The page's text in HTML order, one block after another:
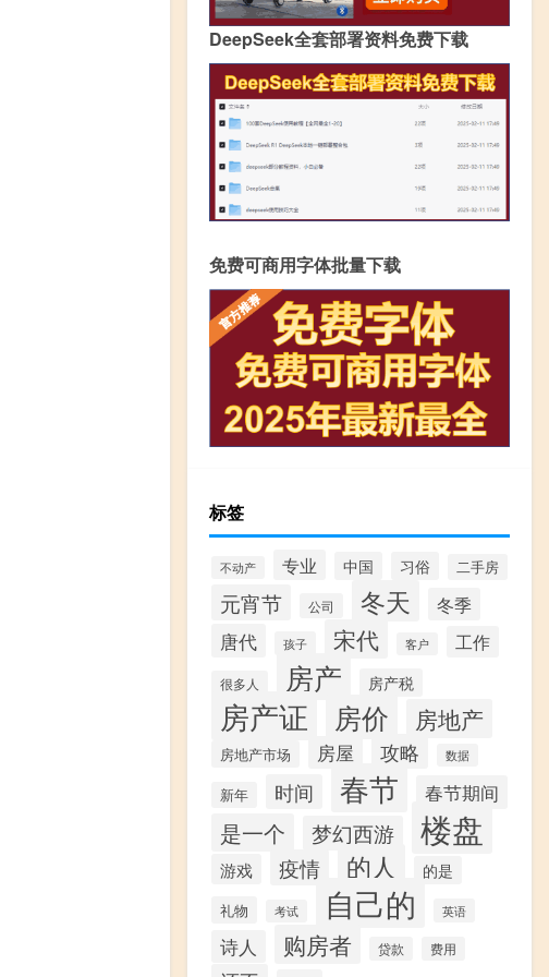
DeepSeek全套部署资料免费下载
免费可商用字体批量下载
标签
不动产 专业 中国 习俗 二手房
元宵节 公司 冬天 冬季
唐代 孩子 宋代 客户 工作
很多人 房产 房产税
房产证 房价 房地产
房地产市场 房屋 攻略 数据
新年 时间 春节 春节期间
是一个 梦幻西游 楼盘
游戏 疫情 的人 的是
礼物 考试 自己的 英语
诗人 购房者 贷款 费用